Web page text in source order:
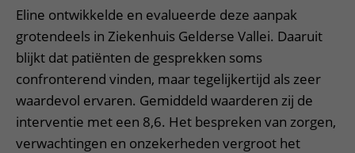
Eline ontwikkelde en evalueerde deze aanpak
grotendeels in Ziekenhuis Gelderse Vallei. Daaruit
blijkt dat patiënten de gesprekken soms
confronterend vinden, maar tegelijkertijd als zeer
waardevol ervaren. Gemiddeld waarderen zij de
interventie met een 8,6. Het bespreken van zorgen,
verwachtingen en onzekerheden vergroot het